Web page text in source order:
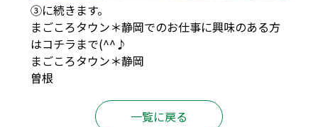
③に続きます。
まごころタウン＊静岡でのお仕事に興味のある方
はコチラ まで(^^♪
まごころタウン＊静岡
曽根
一覧に戻る